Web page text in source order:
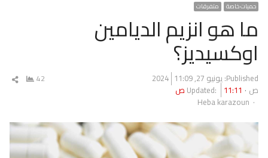
حميات خاصة متفرقات
ما هو انزيم الديامين
اوكسيديز؟
Published: يونيو 27, 2024
11:09
ص
Updated: 11:11 ص
Author
Heba karazoun
42